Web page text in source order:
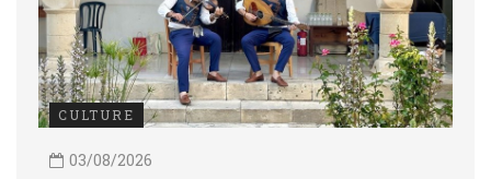
CULTURE
03/08/2026